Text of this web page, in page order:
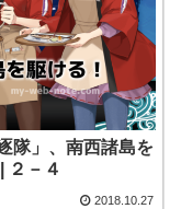
隊」、南西諸島を
２－４
2018.10.27